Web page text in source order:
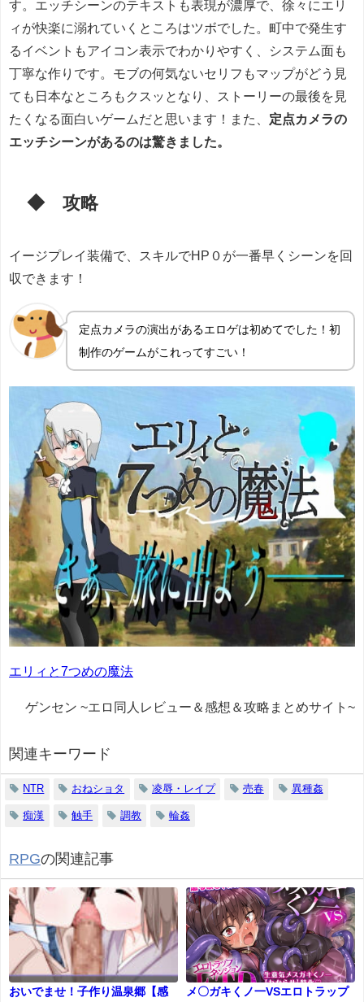
す。エッチシーンのテキストも表現が濃厚で、徐々にエリ
ィが快楽に溺れていくところはツボでした。町中で発生す
るイベントもアイコン表示でわかりやすく、システム面も
丁寧な作りです。モブの何気ないセリフもマップがどう見
ても日本なところもクスッとなり、ストーリーの最後を見
たくなる面白いゲームだと思います！また、 定点カメラの
エッチシーンがあるのは驚きました。
◆ 攻略
イージプレイ装備で、スキルでHP０が一番早くシーンを回
収できます！
定点カメラの演出があるエロゲは初めてでした！初
制作のゲームがこれってすごい！
エリィと7つめの魔法
ゲンセン ~エロ同人レビュー＆感想＆攻略まとめサイト~
関連キーワード
NTR おねショタ 凌辱・レイプ 売春 異種姦
痴漢 触手 調教 輪姦
RPGの関連記事
おいでませ！子作り温泉郷【感
メ〇ガキくノ一VSエロトラップ